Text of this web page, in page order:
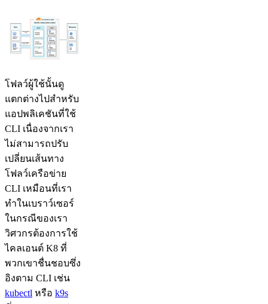
โฟลว์ผู้ใช้นั้นดู
แตกต่างไปสำหรับ
แอปพลิเคชันที่ใช้
CLI เนื่องจากเรา
ไม่สามารถปรับ
เปลี่ยนเส้นทาง
โฟลว์เครือข่าย
CLI เหมือนที่เรา
ทำในเบราว์เซอร์
ในกรณีของเรา
วิศวกรต้องการใช้
ไคลเอนต์ K8 ที่
พวกเขาชื่นชอบซึ่ง
อิงตาม CLI เช่น
kubectl หรือ k9s